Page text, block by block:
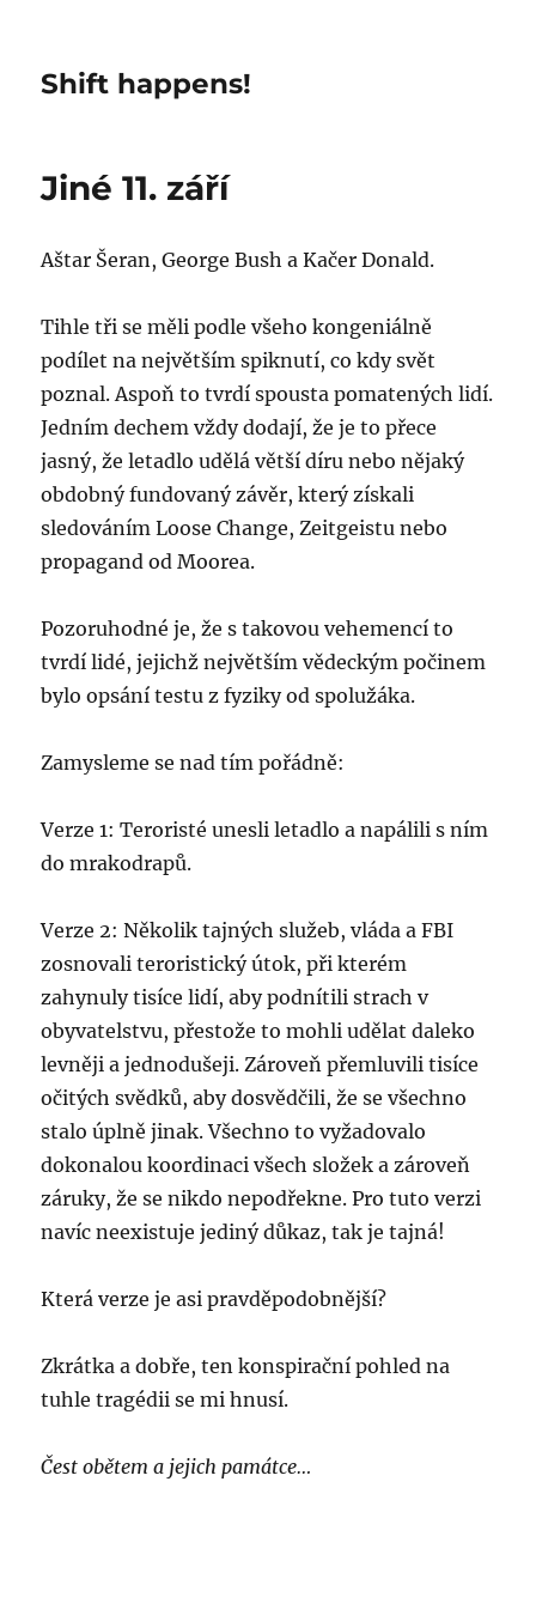
Shift happens!
Jiné 11. září
Aštar Šeran, George Bush a Kačer Donald.
Tihle tři se měli podle všeho kongeniálně
podílet na největším spiknutí, co kdy svět
poznal. Aspoň to tvrdí spousta pomatených lidí.
Jedním dechem vždy dodají, že je to přece
jasný, že letadlo udělá větší díru nebo nějaký
obdobný fundovaný závěr, který získali
sledováním Loose Change, Zeitgeistu nebo
propagand od Moorea.
Pozoruhodné je, že s takovou vehemencí to
tvrdí lidé, jejichž největším vědeckým počinem
bylo opsání testu z fyziky od spolužáka.
Zamysleme se nad tím pořádně:
Verze 1: Teroristé unesli letadlo a napálili s ním
do mrakodrapů.
Verze 2: Několik tajných služeb, vláda a FBI
zosnovali teroristický útok, při kterém
zahynuly tisíce lidí, aby podnítili strach v
obyvatelstvu, přestože to mohli udělat daleko
levněji a jednodušeji. Zároveň přemluvili tisíce
očitých svědků, aby dosvědčili, že se všechno
stalo úplně jinak. Všechno to vyžadovalo
dokonalou koordinaci všech složek a zároveň
záruky, že se nikdo nepodřekne. Pro tuto verzi
navíc neexistuje jediný důkaz, tak je tajná!
Která verze je asi pravděpodobnější?
Zkrátka a dobře, ten konspirační pohled na
tuhle tragédii se mi hnusí.
Čest obětem a jejich památce…